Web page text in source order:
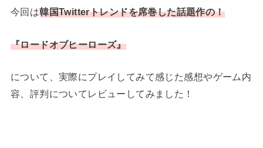
今回は韓国Twitterトレンドを席巻した話題作の！
『ロードオブヒーローズ』
について、実際にプレイしてみて感じた感想やゲーム内
容、評判についてレビューしてみました！